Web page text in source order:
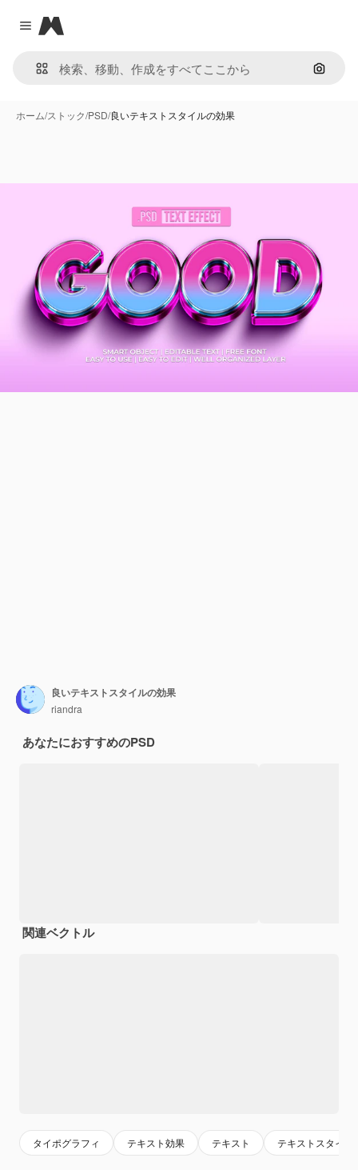
Close menu
Magnific
画像で
ホーム/ストック/PSD/良いテキストスタイルの効果
良いテキストスタイルの効果
riandra
あなたにおすすめのPSD
関連ベクトル
タイポグラフィ テキスト効果 テキスト テキストスタイル